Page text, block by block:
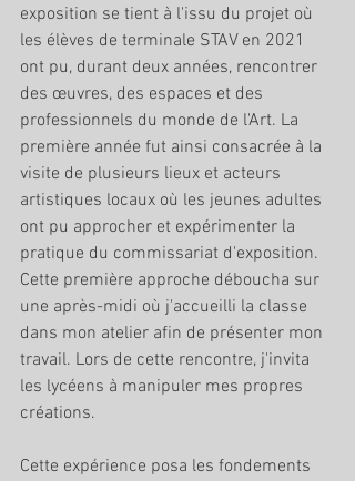
exposition se tient à l'issu du projet où
les élèves de terminale STAV en 2021
ont pu, durant deux années, rencontrer
des œuvres, des espaces et des
professionnels du monde de l'Art. La
première année fut ainsi consacrée à la
visite de plusieurs lieux et acteurs
artistiques locaux où les jeunes adultes
ont pu approcher et expérimenter la
pratique du commissariat d'exposition.
Cette première approche déboucha sur
une après-midi où j'accueilli la classe
dans mon atelier afin de présenter mon
travail. Lors de cette rencontre, j'invita
les lycéens à manipuler mes propres
créations.
Cette expérience posa les fondements